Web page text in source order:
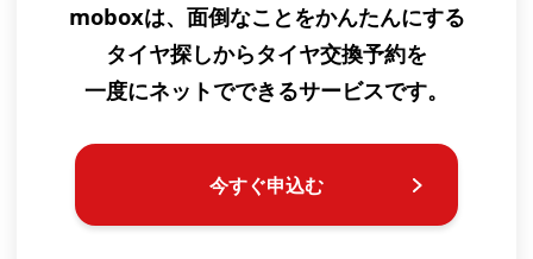
moboxは、面倒なことをかんたんにする
タイヤ探しからタイヤ交換予約を
一度にネットでできるサービスです。
今すぐ申込む